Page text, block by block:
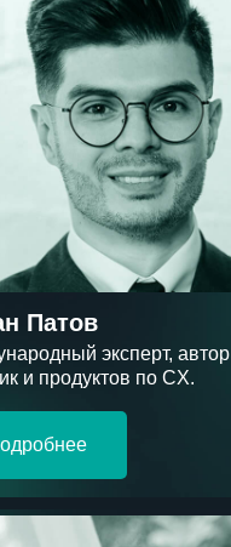
эксперт, автор
и продуктов по CX.
Патов